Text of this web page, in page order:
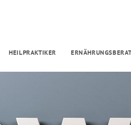
HEILPRAKTIKER